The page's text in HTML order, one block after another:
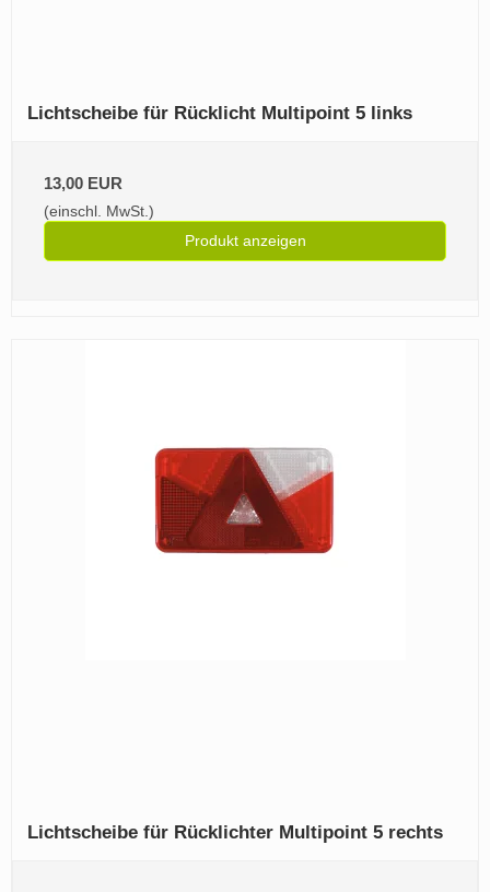
Lichtscheibe für Rücklicht Multipoint 5 links
13,00 EUR
(einschl. MwSt.)
Produkt anzeigen
Lichtscheibe für Rücklichter Multipoint 5 rechts